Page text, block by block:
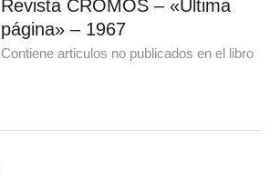
Revista CROMOS – «Última
página» – 1967
Contiene articulos no publicados en el libro